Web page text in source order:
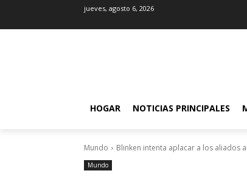
jueves, agosto 6, 2026
HOGAR NOTICIAS PRINCIPALES
Mundo Blinken intenta aplacar a los aliados
Mundo